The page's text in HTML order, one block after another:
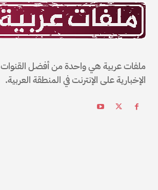
ملفات عربية هي واحدة من أفضل القنوات
الإخبارية على الإنترنت في المنطقة العربية.